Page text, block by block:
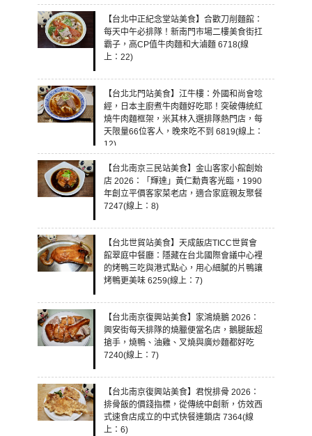
【台北中正紀念堂站美食】合歡刀削麵館：
每天中午必排隊！新南門市場二樓美食街扛
霸子，高CP值牛肉麵和大滷麵 6718(線
上：22)
【台北北門站美食】江牛樓：外國和尚會唸
經，日本主廚煮牛肉麵好吃耶！突破傳統紅
燒牛肉麵框架，米其林入選排隊熱門店，每
天限量66位客人，晚來吃不到 6819(線上：
12)
【台北南京三民站美食】金山客家小館創始
店 2026：「輝達」黃仁勳貴客光臨，1990
年創立平價客家菜老店，適合家庭親友聚餐
7247(線上：8)
【台北世貿站美食】天成飯店TICC世貿會
館翠庭中餐廳：隱藏在台北國際會議中心裡
的烤鴨三吃與港式點心，用心細膩的片鴨讓
烤鴨更美味 6259(線上：7)
【台北南京復興站美食】家鴻燒鵝 2026：
興安街每天排隊的燒臘便當名店，鵝腿飯超
搶手，燒鴨、油雞、叉燒與廣炒麵都好吃
7240(線上：7)
【台北南京復興站美食】君悅排骨 2026：
排骨飯的價錢指標，從傳統中創新，仿效西
式速食店成立的中式快餐連鎖店 7364(線
上：6)